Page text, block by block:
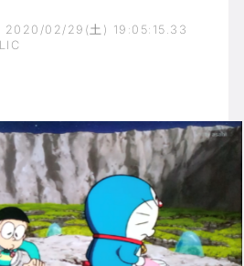
2020/02/29(土) 19:05:15.33